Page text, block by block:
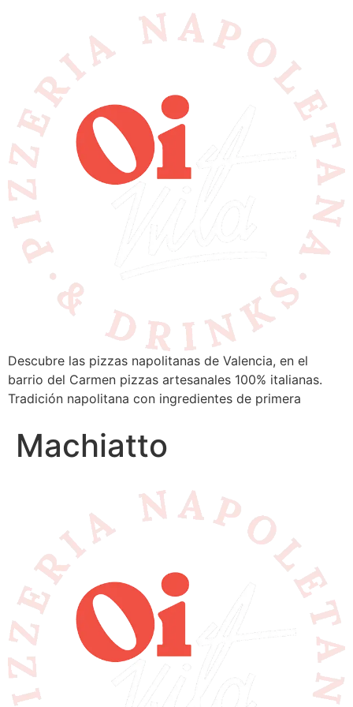
Descubre las pizzas napolitanas de Valencia, en el
barrio del Carmen pizzas artesanales 100% italianas.
Tradición napolitana con ingredientes de primera
Machiatto